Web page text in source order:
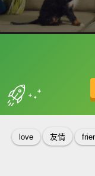
框選或
收錄
love 友情